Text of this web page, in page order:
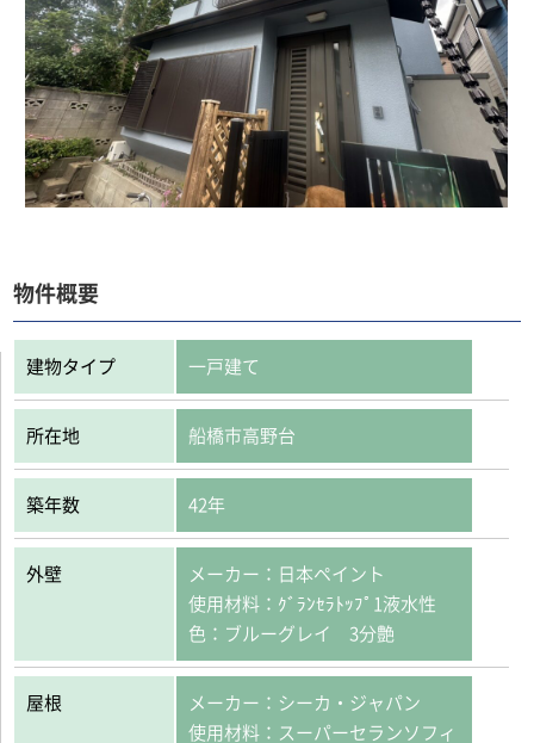
物件概要
建物タイプ 一戸建て
所在地 船橋市高野台
築年数 42年
外壁
メーカー：日本ペイント
使用材料：ｸﾞﾗﾝｾﾗﾄｯﾌﾟ1液水性
色：ブルーグレイ 3分艶
屋根
メーカー：シーカ・ジャパン
使用材料：スーパーセランソフィ